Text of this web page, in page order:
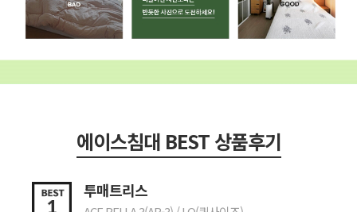
에이스침대 BEST 상품후기
투매트리스